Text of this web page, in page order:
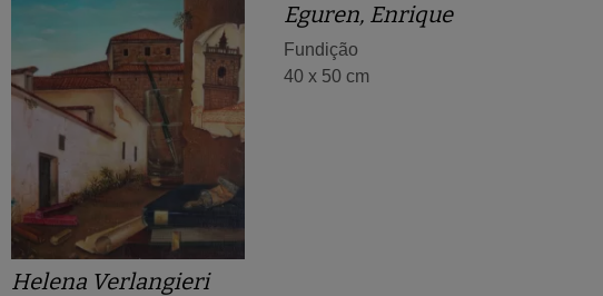
Eguren, Enrique
Fundição
40 x 50 cm
Helena Verlangieri